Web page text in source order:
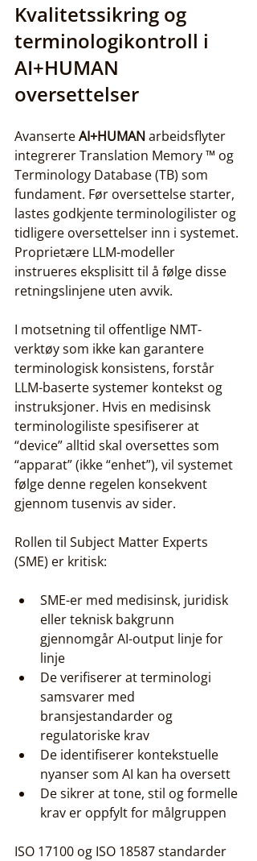
Kvalitetssikring og
terminologikontroll i
AI+HUMAN
oversettelser
Avanserte AI+HUMAN arbeidsflyter
integrerer Translation Memory ™ og
Terminology Database (TB) som
fundament. Før oversettelse starter,
lastes godkjente terminologilister og
tidligere oversettelser inn i systemet.
Proprietære LLM-modeller
instrueres eksplisitt til å følge disse
retningslinjene uten avvik.
I motsetning til offentlige NMT-
verktøy som ikke kan garantere
terminologisk konsistens, forstår
LLM-baserte systemer kontekst og
instruksjoner. Hvis en medisinsk
terminologiliste spesifiserer at
“device” alltid skal oversettes som
“apparat” (ikke “enhet”), vil systemet
følge denne regelen konsekvent
gjennom tusenvis av sider.
Rollen til Subject Matter Experts
(SME) er kritisk:
SME-er med medisinsk, juridisk
eller teknisk bakgrunn
gjennomgår AI-output linje for
linje
De verifiserer at terminologi
samsvarer med
bransjestandarder og
regulatoriske krav
De identifiserer kontekstuelle
nyanser som AI kan ha oversett
De sikrer at tone, stil og formelle
krav er oppfylt for målgruppen
ISO 17100 og ISO 18587 standarder